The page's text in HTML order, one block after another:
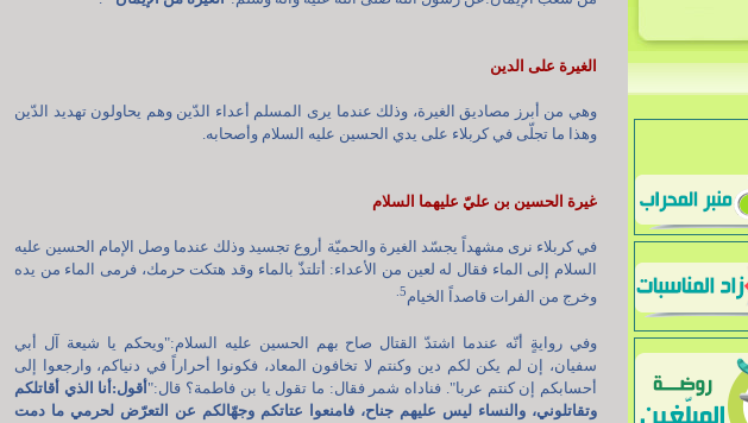
الغيرة على الدين
وهي من أبرز مصاديق الغيرة، وذلك عندما يرى المسلم أعداء الدّين وهم يحاولون تهديد الدّين
وهذا ما تجلّى في كربلاء على يدي الحسين عليه السلام وأصحابه.
غيرة الحسين بن عليّ عليهما السلام
في كربلاء نرى مشهداً يجسّد الغيرة والحميّة أروع تجسيد وذلك عندما وصل الإمام الحسين عليه
السلام إلى الماء فقال له لعين من الأعداء: أتلتذّ بالماء وقد هتكت حرمك، فرمى الماء من يده
وخرج من الفرات قاصداً الخيام5.
وفي روايةٍ أنّه عندما اشتدّ القتال صاح بهم الحسين عليه السلام:"ويحكم يا شيعة آل أبي
سفيان، إن لم يكن لكم دين وكنتم لا تخافون المعاد، فكونوا أحراراً في دنياكم، وارجعوا إلى
أحسابكم إن كنتم عربا". فناداه شمر فقال: ما تقول يا بن فاطمة؟ قال:"أقول:أنا الذي أقاتلكم
وتقاتلوني، والنساء ليس عليهم جناح، فامنعوا عتاتكم وجهّالكم عن التعرّض لحرمي ما دمت